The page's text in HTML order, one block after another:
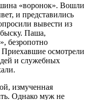
«воронок». Вошли
и представились
вывести из
Паша,
безропотно
Приехавшие осмотрели
и служебных
измученная
Однако муж не